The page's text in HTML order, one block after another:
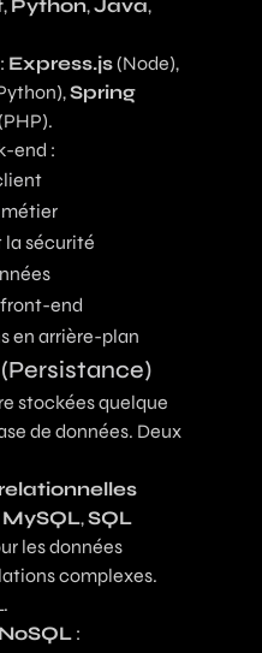
, Python,Java,
Express.js(Node),
Spring
end :
la sécurité
front-end
en arrière-plan
stockées quelque
de données. Deux
MySQL,SQL
les données
complexes.
: